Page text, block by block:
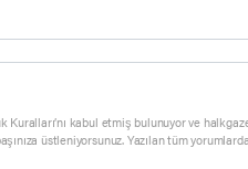
Kuralları’nı kabul etmiş bulunuyor ve
üstleniyorsunuz. Yazılan tüm